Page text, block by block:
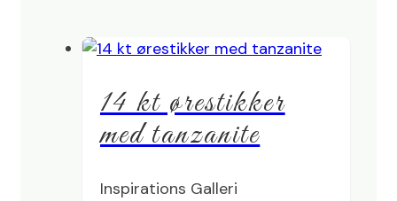
14 kt ørestikker
med tanzanite
Inspirations Galleri